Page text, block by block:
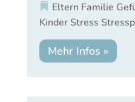
Eltern Familie
Kinder Stress
Mehr Infos »